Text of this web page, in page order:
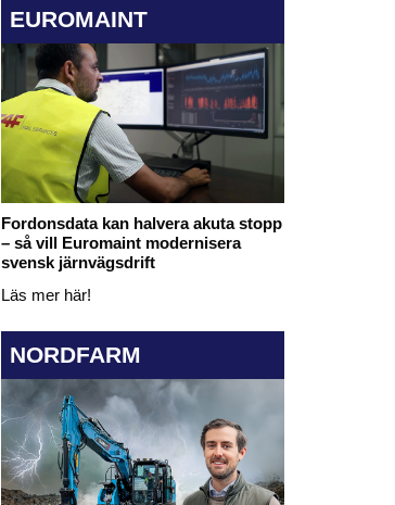
EUROMAINT
Fordonsdata kan halvera akuta stopp
– så vill Euromaint modernisera
svensk järnvägsdrift
Läs mer här!
NORDFARM